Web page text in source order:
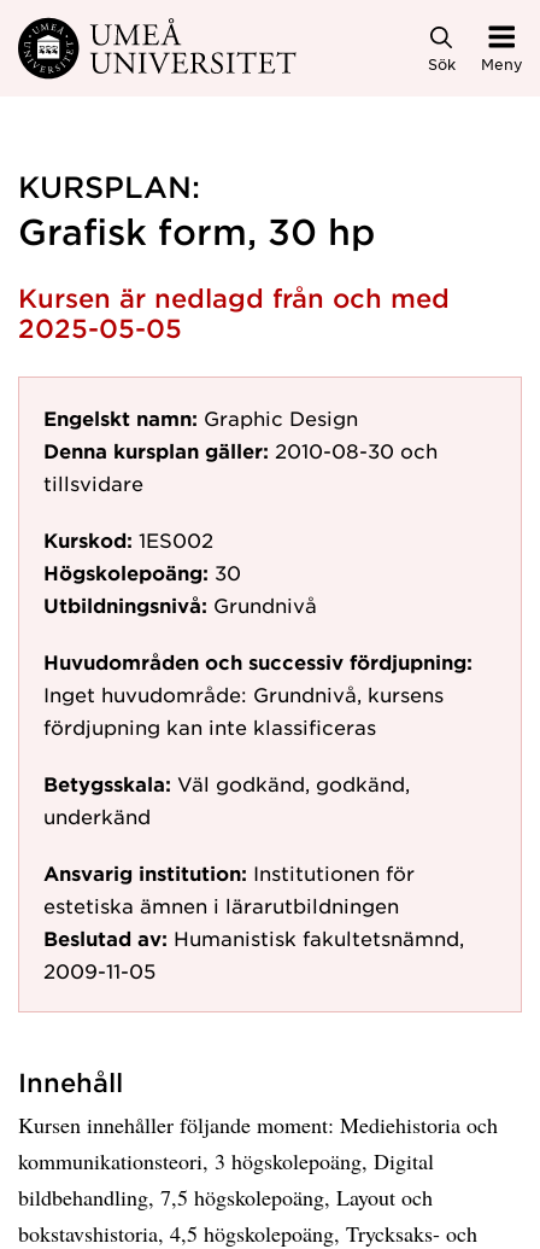
Hoppa direkt till innehållet
Sök Meny
KURSPLAN:
Grafisk form, 30 hp
Kursen är nedlagd från och med
2025-05-05
Engelskt namn: Graphic Design
Denna kursplan gäller: 2010-08-30 och
tillsvidare
Kurskod: 1ES002
Högskolepoäng: 30
Utbildningsnivå: Grundnivå
Huvudområden och successiv fördjupning:
Inget huvudområde: Grundnivå, kursens
fördjupning kan inte klassificeras
Betygsskala: Väl godkänd, godkänd,
underkänd
Ansvarig institution: Institutionen för
estetiska ämnen i lärarutbildningen
Beslutad av: Humanistisk fakultetsnämnd,
2009-11-05
Innehåll
Kursen innehåller följande moment: Mediehistoria och
kommunikationsteori, 3 högskolepoäng, Digital
bildbehandling, 7,5 högskolepoäng, Layout och
bokstavshistoria, 4,5 högskolepoäng, Trycksaks- och